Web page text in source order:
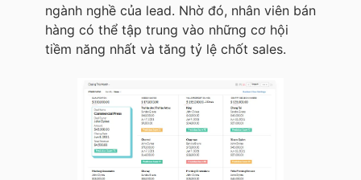
ngành nghề của lead. Nhờ đó, nhân viên bán
hàng có thể tập trung vào những cơ hội
tiềm năng nhất và tăng tỷ lệ chốt sales.